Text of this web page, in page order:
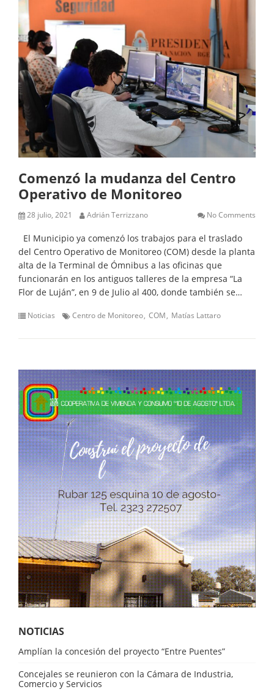
Comenzó la mudanza del Centro
Operativo de Monitoreo
28 julio, 2021 Adrián Terrizzano No Comments
El Municipio ya comenzó los trabajos para el traslado
del Centro Operativo de Monitoreo (COM) desde la planta
alta de la Terminal de Ómnibus a las oficinas que
funcionarán en los antiguos talleres de la empresa “La
Flor de Luján”, en 9 de Julio al 400, donde también se…
Noticias Centro de Monitoreo COM Matías Lattaro
NOTICIAS
Amplían la concesión del proyecto “Entre Puentes”
Concejales se reunieron con la Cámara de Industria,
Comercio y Servicios